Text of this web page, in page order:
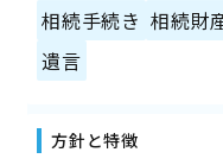
相続手続き 相続財
遺言
方針と特徴